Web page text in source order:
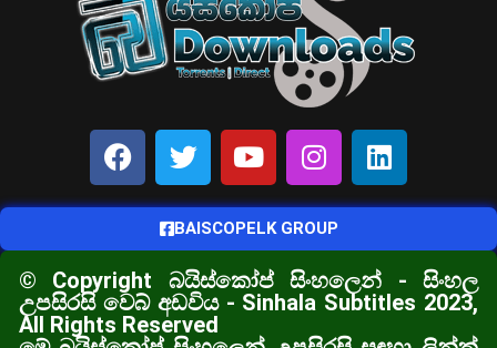
BAISCOPELK GROUP
© Copyright බයිස්කෝප් සිංහලෙන් - සිංහල
උපසිරසි වෙබ් අඩවිය - Sinhala Subtitles 2023,
All Rights Reserved